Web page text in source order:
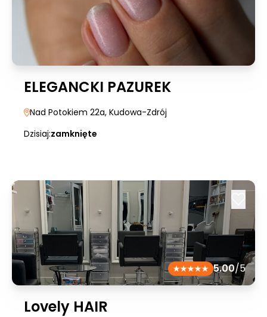
ELEGANCKI PAZUREK
Nad Potokiem 22a, Kudowa-Zdrój
Dzisiaj:zamknięte
5.00/5
Lovely HAIR